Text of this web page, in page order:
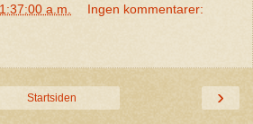
a.m. Ingen kommentarer:
›
Startsiden